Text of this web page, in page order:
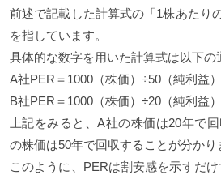
前述で記載した計算式の「1株あたり
を指しています。
具体的な数字を用いた計算式は以下の
A社PER＝1000（株価）÷50（純利益
B社PER＝1000（株価）÷20（純利益
上記をみると、A社の株価は20年で
の株価は50年で回収することが分かり
このように、PERは割安感を示すだ